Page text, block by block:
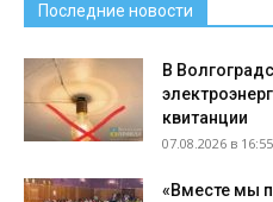
Последние новости
В
квитанции
07.08.2026 в 16:55
«Вместе мы